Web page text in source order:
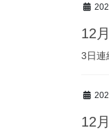
12
3日連
12